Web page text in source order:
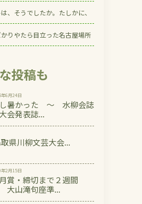
、そうでしたか。たしかに、
かりやたら目立った名古屋場所
投稿も
6月24日
暑かった ～ 水柳会誌
会発表誌...
柳文芸大会...
2月15日
賞・締切まで２週間
大山滝句座準...